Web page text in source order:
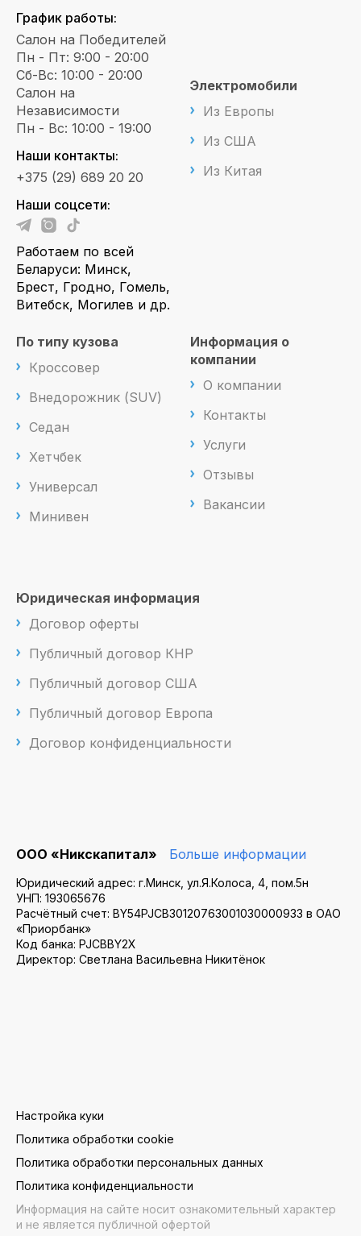
График работы:
Салон на Победителей
Пн - Пт: 9:00 - 20:00
Сб-Вс: 10:00 - 20:00
Салон на
Независимости
Пн - Вс: 10:00 - 19:00
Наши контакты:
+375 (29) 689 20 20
Наши соцсети:
Работаем по всей
Беларуси: Минск,
Брест, Гродно, Гомель,
Витебск, Могилев и др.
Электромобили
Из Европы
Из США
Из Китая
По типу кузова
Кроссовер
Внедорожник (SUV)
Седан
Хетчбек
Универсал
Минивен
Информация о
компании
О компании
Контакты
Услуги
Отзывы
Вакансии
Юридическая информация
Договор оферты
Публичный договор КНР
Публичный договор США
Публичный договор Европа
Договор конфиденциальности
ООО «Никскапитал» Больше информации
Юридический адрес: г.Минск, ул.Я.Колоса, 4, пом.5н
УНП: 193065676
Расчётный счет: BY54PJCB30120763001030000933 в ОАО
«Приорбанк»
Код банка: PJCBBY2X
Директор: Светлана Васильевна Никитёнок
Настройка куки
Политика обработки cookie
Политика обработки персональных данных
Политика конфиденциальности
Информация на сайте носит ознакомительный характер
и не является публичной офертой